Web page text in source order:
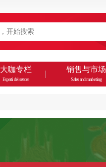
大咖专栏
Esperti del settore
销售与市场
Sales and marketing